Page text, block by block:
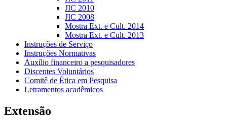
JIC 2010
JIC 2008
Mostra Ext. e Cult. 2014
Mostra Ext. e Cult. 2013
Instruções de Serviço
Instruções Normativas
Auxílio financeiro a pesquisadores
Discentes Voluntários
Comitê de Ética em Pesquisa
Letramentos acadêmicos
Extensão